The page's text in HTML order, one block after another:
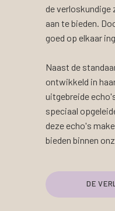
de verloskundige
aan te bieden.
goed op elkaar
Naast de
ontwikkeld in
uitgebreide
speciaal
deze echo's
bieden binnen
DE